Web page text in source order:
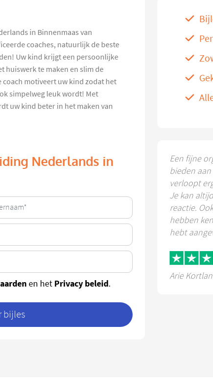
in Binnenmaas van
coaches, natuurlijk de beste
Uw kind krijgt een persoonlijke
huiswerk te maken en slim de
coach motiveert uw kind zodat het
simpelweg leuk wordt! Met
uw kind beter in het maken van
Nederlands in
en het Privacy beleid.
bijles
Een fijne
bieden
verloopt
Je kan
reactie.
hebben
hebt
Arie